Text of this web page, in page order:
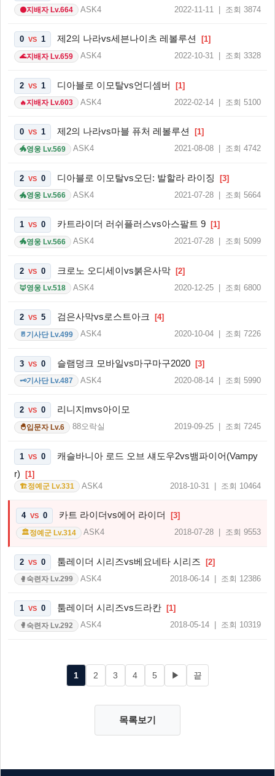
🌑지배자 Lv.664 ASK4 2022-11-11 | 조회 3874
0 VS 1 제2의 나라vs세븐나이츠 레볼루션 [1]
🌊지배자 Lv.659 ASK4 2022-10-31 | 조회 3328
2 VS 1 디아블로 이모탈vs언디셈버 [1]
🔥지배자 Lv.603 ASK4 2022-02-14 | 조회 5100
0 VS 1 제2의 나라vs마블 퓨처 레볼루션 [1]
🐲영웅 Lv.569 ASK4 2021-08-08 | 조회 4742
2 VS 0 디아블로 이모탈vs오딘: 발할라 라이징 [3]
🐲영웅 Lv.566 ASK4 2021-07-28 | 조회 5664
1 VS 0 카트라이더 러쉬플러스vs아스팔트 9 [1]
🐲영웅 Lv.566 ASK4 2021-07-28 | 조회 5099
2 VS 0 크로노 오디세이vs붉은사막 [2]
🦊영웅 Lv.518 ASK4 2020-12-25 | 조회 6800
2 VS 5 검은사막vs로스트아크 [4]
🚪기사단 Lv.499 ASK4 2020-10-04 | 조회 7226
3 VS 0 슬램덩크 모바일vs마구마구2020 [3]
🗝️기사단 Lv.487 ASK4 2020-08-14 | 조회 5990
2 VS 0 리니지mvs아이모
🐣입문자 Lv.6 88오락실 2019-09-25 | 조회 7245
1 VS 0
캐슬바니아 로드 오브 섀도우2vs뱀파이어(Vampy
r) [1]
🏗️정예군 Lv.331 ASK4 2018-10-31 | 조회 10464
4 VS 0 카트 라이더vs에어 라이더 [3]
🏛️정예군 Lv.314 ASK4 2018-07-28 | 조회 9553
2 VS 0 툼레이더 시리즈vs베요네타 시리즈 [2]
🥊 숙련자 Lv.299 ASK4 2018-06-14 | 조회 12386
1 VS 0 툼레이더 시리즈vs드라칸 [1]
🥊 숙련자 Lv.292 ASK4 2018-05-14 | 조회 10319
1 2 3 4 5 ▶ 끝
목록보기